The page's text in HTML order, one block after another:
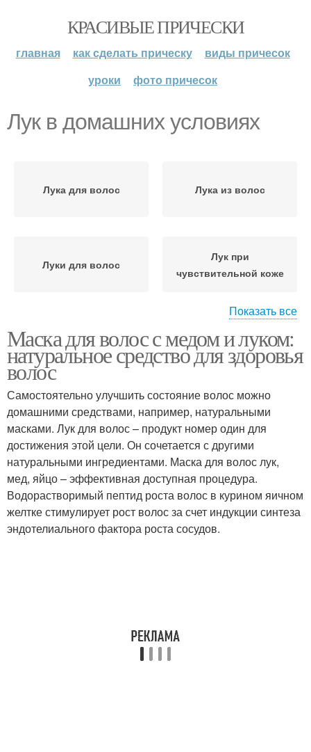
КРАСИВЫЕ ПРИЧЕСКИ
главная как сделать прическу
виды причесок
уроки
фото причесок
Лук в домашних условиях
Лука для волос Лука из волос
Луки для волос
Лук при
чувствительной коже
Лук в холодильнике Лук для ускорения
Лук для усиления Лук на волосах
Показать все
Маска для волос с медом и луком:
натуральное средство для здоровья
волос
Самостоятельно улучшить состояние волос можно
домашними средствами, например, натуральными
масками. Лук для волос – продукт номер один для
достижения этой цели. Он сочетается с другими
натуральными ингредиентами. Маска для волос лук,
мед, яйцо – эффективная доступная процедура.
Водорастворимый пептид роста волос в курином яичном
желтке стимулирует рост волос за счет индукции синтеза
эндотелиального фактора роста сосудов.